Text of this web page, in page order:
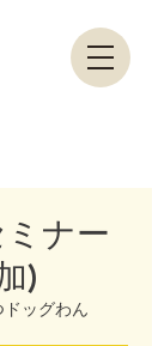
ナー
)
ドッグわん